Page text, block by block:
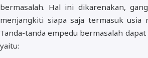
bermasalah. Hal ini dikarenakan,
menjangkiti siapa saja termasuk usia
Tanda-tanda empedu bermasalah
yaitu: